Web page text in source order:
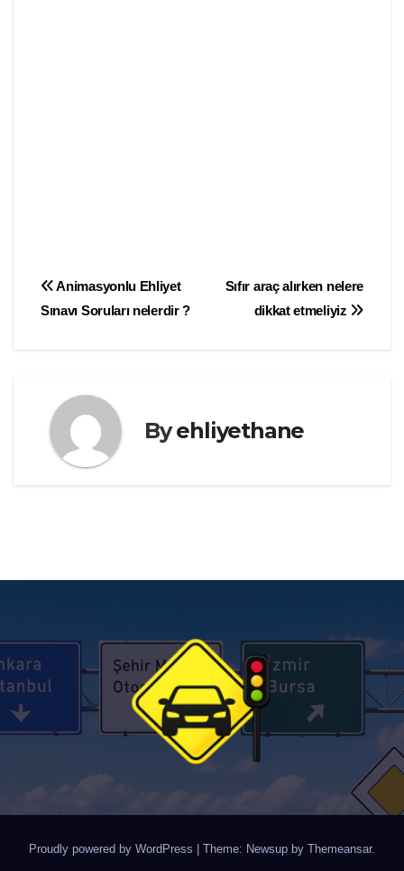
Yazı
Sıfır araç alırken nelere
dikkat etmeliyiz
Animasyonlu Ehliyet
Sınavı Soruları nelerdir ?
Byehliyethane
Proudly powered by WordPress | Theme: Newsup by Themeansar.